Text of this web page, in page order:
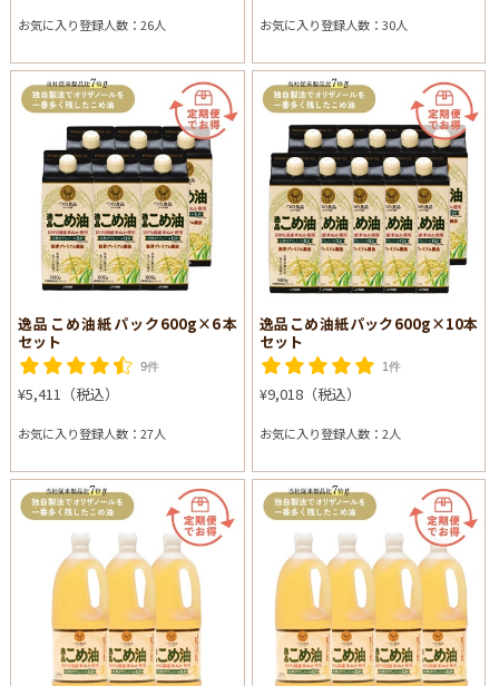
お気に入り登録人数：26人 お気に入り登録人数：30人
逸品こめ油紙パック600g×6本
セット
9件
¥5,411（税込）
お気に入り登録人数：27人
逸品こめ油紙パック600g×10本
セット
1件
¥9,018（税込）
お気に入り登録人数：2人